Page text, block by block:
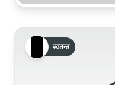
स्वतन्त्र